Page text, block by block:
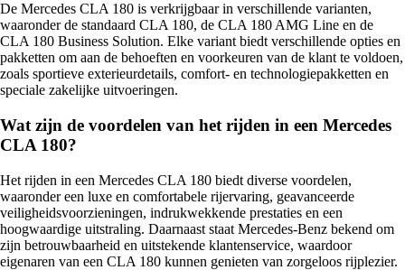
De Mercedes CLA 180 is verkrijgbaar in verschillende varianten,
waaronder de standaard CLA 180, de CLA 180 AMG Line en de
CLA 180 Business Solution. Elke variant biedt verschillende opties en
pakketten om aan de behoeften en voorkeuren van de klant te voldoen,
zoals sportieve exterieurdetails, comfort- en technologiepakketten en
speciale zakelijke uitvoeringen.
Wat zijn de voordelen van het rijden in een Mercedes
CLA 180?
Het rijden in een Mercedes CLA 180 biedt diverse voordelen,
waaronder een luxe en comfortabele rijervaring, geavanceerde
veiligheidsvoorzieningen, indrukwekkende prestaties en een
hoogwaardige uitstraling. Daarnaast staat Mercedes-Benz bekend om
zijn betrouwbaarheid en uitstekende klantenservice, waardoor
eigenaren van een CLA 180 kunnen genieten van zorgeloos rijplezier.